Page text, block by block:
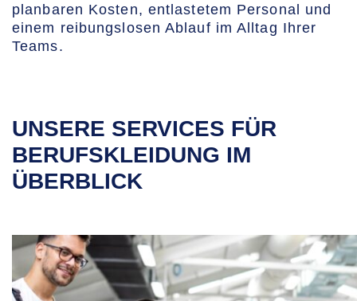
planbaren Kosten, entlastetem Personal und
einem reibungslosen Ablauf im Alltag Ihrer
Teams.
UNSERE SERVICES FÜR
BERUFSKLEIDUNG IM
ÜBERBLICK